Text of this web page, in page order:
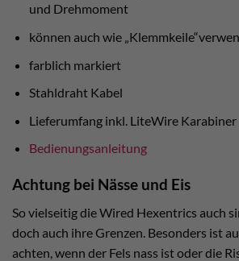
und Drehmoment
können auch wie
farblich markiert
Stahldraht Kabel
Lieferumfang inkl. LiteWire Karabiner
Bedienungsanleitung
Achtung bei Nässe und Eis
So vielseitig die Wired Hexentrics auch
doch auch ihre Grenzen. Besonders ist
achten, wenn der Fels nass ist oder die